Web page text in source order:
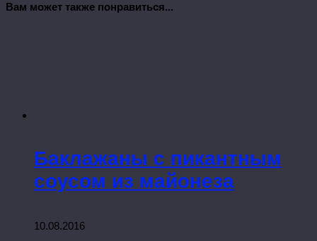
Вам может также понравиться...
Баклажаны с пикантным
соусом из майонеза
10.08.2016